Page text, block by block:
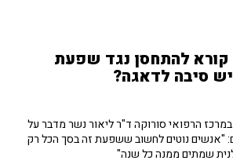
להתחסן נגד שפעת
סיבה לדאגה?
הרפואי סורוקה ד"ר ליאור נשר מדבר על
"אנשים נוטים לחשוב ששפעת זה בסך הכל רק
שמתים ממנה כל שנה"